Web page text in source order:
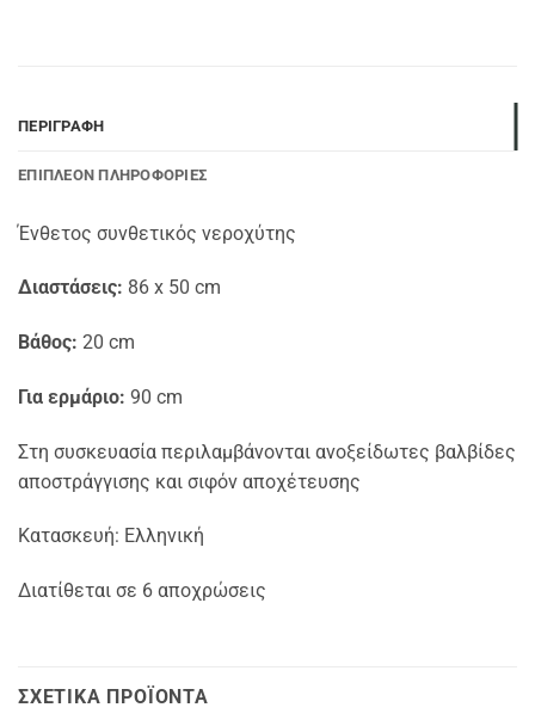
ΠΕΡΙΓΡΑΦΉ
ΕΠΙΠΛΈΟΝ ΠΛΗΡΟΦΟΡΊΕΣ
Ένθετος συνθετικός νεροχύτης
Διαστάσεις: 86 x 50 cm
Βάθος: 20 cm
Για ερμάριο: 90 cm
Στη συσκευασία περιλαμβάνονται ανοξείδωτες βαλβίδες
αποστράγγισης και σιφόν αποχέτευσης
Κατασκευή: Ελληνική
Διατίθεται σε 6 αποχρώσεις
ΣΧΕΤΙΚΆ ΠΡΟΪΌΝΤΑ